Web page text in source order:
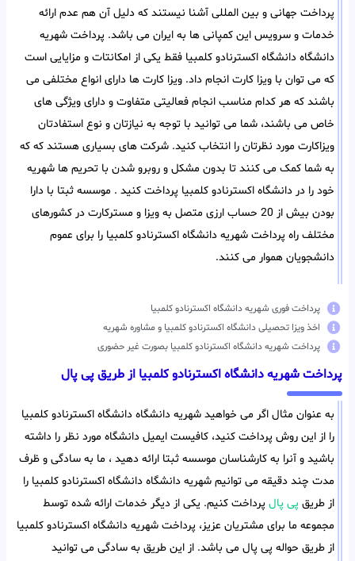
پرداخت جهانی و بین المللی آشنا نیستند که دلیل آن هم عدم ارائه
خدمات و سرویس این کمپانی ها به ایران می باشد. پرداخت شهریه
دانشگاه دانشگاه اکسترنادو کلمبیا فقط یکی از امکانتات و مزایایی است
که می توان با ویزا کارت انجام داد. ویزا کارت ها دارای انواع مختلفی می
باشند که هر کدام مناسب انجام فعالیتی متفاوت و دارای ویژگی های
خاص می باشند، شما می توانید با توجه به نیازتان و نوع استفادتان
ویزاکارت مورد نظرتان را انتخاب کنید. شرکت های بسیاری هستند که که
به شما کمک می کنند تا بدون مشکل و روبرو شدن با تحریم ها شهریه
خود را در دانشگاه اکسترنادو کلمبیا پرداخت کنید . موسسه ثبتا با دارا
بودن بیش از 20 حساب ارزی متصل به ویزا و مسترکارت در کشورهای
مختلف راه پرداخت شهریه دانشگاه اکسترنادو کلمبیا را برای عموم
دانشجویان هموار می کنند.
پرداخت فوری شهریه دانشگاه اکسترنادو کلمبیا
اخذ ویزا تحصیلی دانشگاه اکسترنادو کلمبیا و مشاوره شهریه
پرداخت شهریه دانشگاه اکسترنادو کلمبیا بصورت غیر حضوری
پرداخت شهریه دانشگاه اکسترنادو کلمبیا از طریق پی پال
به عنوان مثال اگر می خواهید شهریه دانشگاه دانشگاه اکسترنادو کلمبیا
را از این روش پرداخت کنید، کافیست ایمیل دانشگاه مورد نظر را داشته
باشید و آنرا به کارشناسان موسسه ثبتا ارائه دهید ، ما به سادگی و ظرف
مدت چند دقیقه می توانیم شهریه دانشگاه دانشگاه اکسترنادو کلمبیا را
از طریق پی پال پرداخت کنیم. یکی از دیگر خدمات ارائه شده توسط
مجموعه ما برای مشتریان عزیز، پرداخت شهریه دانشگاه اکسترنادو کلمبیا
از طریق حواله پی پال می باشد. از این طریق به سادگی می توانید